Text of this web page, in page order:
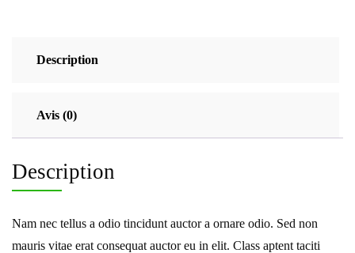
Description
Avis (0)
Description
Nam nec tellus a odio tincidunt auctor a ornare odio. Sed non
mauris vitae erat consequat auctor eu in elit. Class aptent taciti